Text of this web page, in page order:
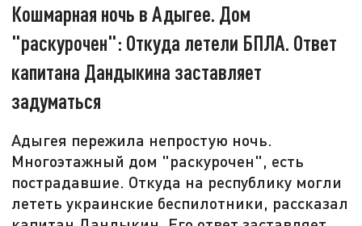
Кошмарная ночь в Адыгее. Дом
"раскурочен": Откуда летели БПЛА. Ответ
капитана Дандыкина заставляет
задуматься
Адыгея пережила непростую ночь.
Многоэтажный дом "раскурочен", есть
пострадавшие. Откуда на республику могли
лететь украинские беспилотники, рассказал